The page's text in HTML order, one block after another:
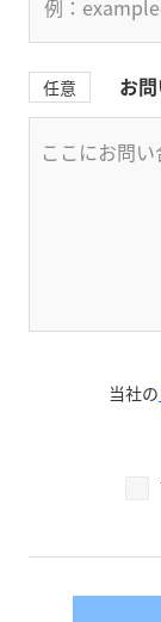
任意 お
当社の